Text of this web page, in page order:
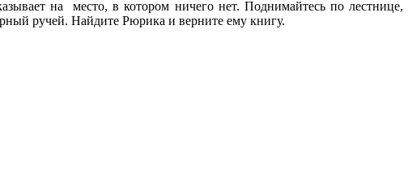
на место, в котором ничего нет. Поднимайтесь по
ручей. Найдите Рюрика и верните ему книгу.